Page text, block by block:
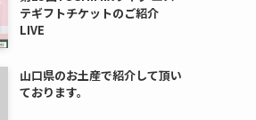
テギフトチケットのご紹介
LIVE
山口県のお土産で紹介して頂い
ております。